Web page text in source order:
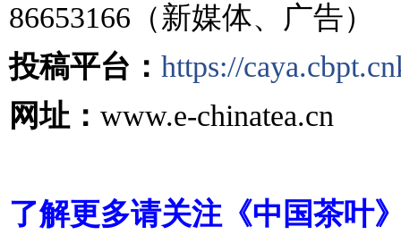
86653166（新媒体、广告）
投稿平台： https://
网址： www.e-chinatea.cn
了解更多请关注《中国茶叶